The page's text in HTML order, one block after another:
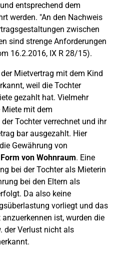
entsprechend dem
werden. "An den Nachweis
zwischen
sind strenge Anforderungen
16.2.2016, IX R 28/15).
Mietvertrag mit dem Kind
weil die Tochter
gezahlt hat. Vielmehr
Miete mit dem
Tochter verrechnet und ihr
bar ausgezahlt. Hier
Gewährung von
von Wohnraum. Eine
bei der Tochter als Mieterin
bei den Eltern als
Da also keine
vorliegt und das
ist, wurden die
der Verlust nicht als